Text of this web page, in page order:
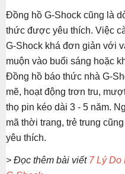
Đồng hồ G-Shock cũng là
thức được yêu thích. Việc
G-Shock khá đơn giản với
muộn vào buổi sáng hoặc
Đồng hồ báo thức nhà G-
mẽ, hoạt động trơn tru,
thọ pin kéo dài 3 - 5 năm.
mã thời trang, trẻ trung
yêu thích.
> Đọc thêm bài viết 7 Lý Do